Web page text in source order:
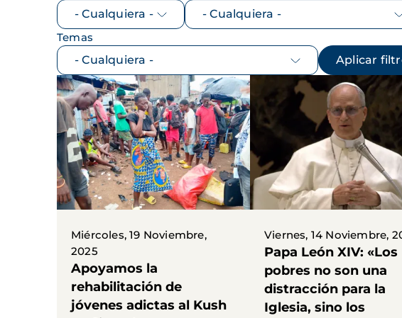
Temas
Miércoles, 19 Noviembre,
2025
Apoyamos la
rehabilitación de
jóvenes adictas al Kush
Viernes, 14 Noviembre,
Papa León XIV: «Los
pobres no son una
distracción para la
Iglesia, sino los